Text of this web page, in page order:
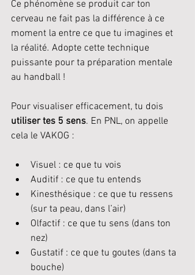
Ce phénomène se produit car ton
cerveau ne fait pas la différence à ce
moment la entre ce que tu imagines et
la réalité. Adopte cette technique
puissante pour ta préparation mentale
au handball !
Pour visualiser efficacement, tu dois
utiliser tes 5 sens. En PNL, on appelle
cela le VAKOG :
Visuel : ce que tu vois
Auditif : ce que tu entends
Kinesthésique : ce que tu ressens
(sur ta peau, dans l’air)
Olfactif : ce que tu sens (dans ton
nez)
Gustatif : ce que tu goutes (dans ta
bouche)